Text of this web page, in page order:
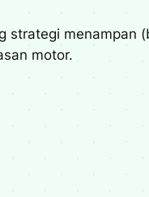
strategi
motor.